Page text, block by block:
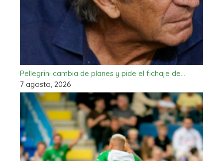
Pellegrini cambia de planes y pide el fichaje de…
7 agosto, 2026